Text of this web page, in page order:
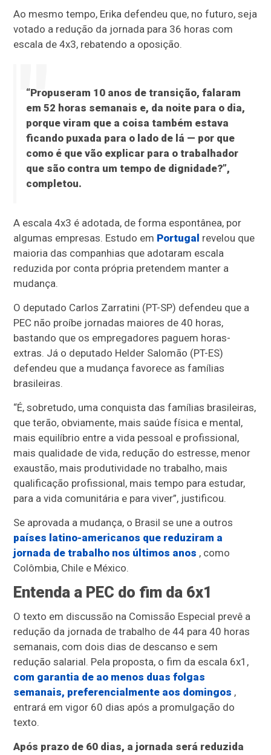
Ao mesmo tempo, Erika defendeu que, no futuro, seja
votado a redução da jornada para 36 horas com
escala de 4x3, rebatendo a oposição.
“Propuseram 10 anos de transição, falaram
em 52 horas semanais e, da noite para o dia,
porque viram que a coisa também estava
ficando puxada para o lado de lá — por que
como é que vão explicar para o trabalhador
que são contra um tempo de dignidade?”,
completou.
A escala 4x3 é adotada, de forma espontânea, por
algumas empresas. Estudo em Portugal revelou que
maioria das companhias que adotaram escala
reduzida por conta própria pretendem manter a
mudança.
O deputado Carlos Zarratini (PT-SP) defendeu que a
PEC não proíbe jornadas maiores de 40 horas,
bastando que os empregadores paguem horas-
extras. Já o deputado Helder Salomão (PT-ES)
defendeu que a mudança favorece as famílias
brasileiras.
“É, sobretudo, uma conquista das famílias brasileiras,
que terão, obviamente, mais saúde física e mental,
mais equilíbrio entre a vida pessoal e profissional,
mais qualidade de vida, redução do estresse, menor
exaustão, mais produtividade no trabalho, mais
qualificação profissional, mais tempo para estudar,
para a vida comunitária e para viver”, justificou.
Se aprovada a mudança, o Brasil se une a outros
países latino-americanos que reduziram a
jornada de trabalho nos últimos anos , como
Colômbia, Chile e México.
Entenda a PEC do fim da 6x1
O texto em discussão na Comissão Especial prevê a
redução da jornada de trabalho de 44 para 40 horas
semanais, com dois dias de descanso e sem
redução salarial. Pela proposta, o fim da escala 6x1,
com garantia de ao menos duas folgas
semanais, preferencialmente aos domingos ,
entrará em vigor 60 dias após a promulgação do
texto.
Após prazo de 60 dias, a jornada será reduzida